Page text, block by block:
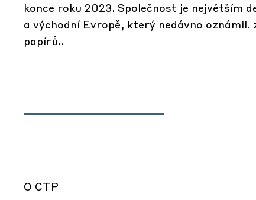
konce roku 2023. Společnost je největším
a východní Evropě, který nedávno oznámil.
papírů..
O CTP